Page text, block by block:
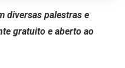
diversas palestras e
gratuito e aberto ao